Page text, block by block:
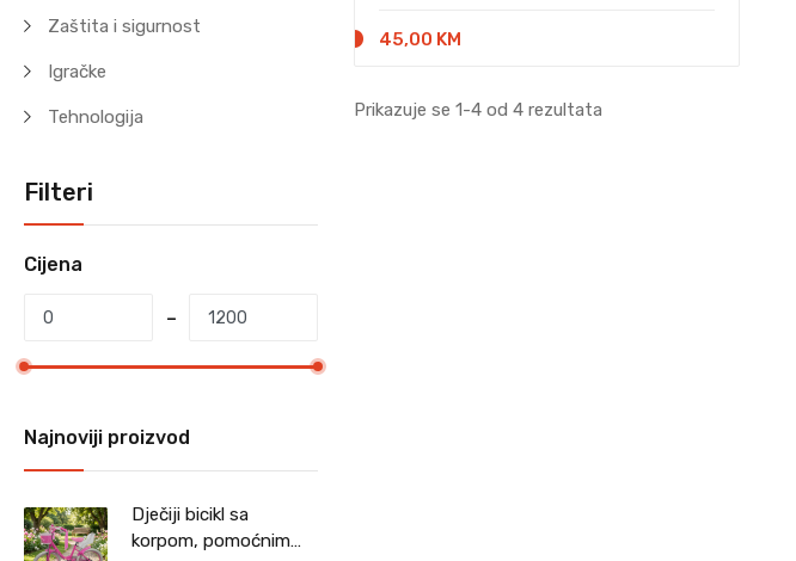
Zaštita i sigurnost
Igračke
Tehnologija
Filteri
Cijena
Najnoviji proizvod
Dječiji bicikl sa
korpom, pomoćnim
45,00 KM
Prikazuje se 1-4 od 4 rezultata